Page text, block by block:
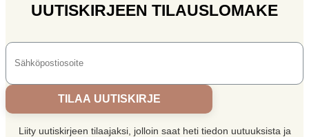
UUTISKIRJEEN TILAUSLOMAKE
TILAA UUTISKIRJE
Liity uutiskirjeen tilaajaksi, jolloin saat heti tiedon uutuuksista ja